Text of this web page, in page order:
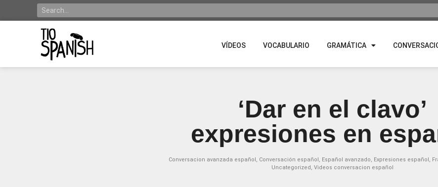
VÍDEOS VOCABULARIO GRAMÁTICA
‘Dar en el clavo’
expresiones en
Conversacion avanzada español , Conversación español , Español avanzado, Expresiones español ,
Uncategorized , Videos conversacion español